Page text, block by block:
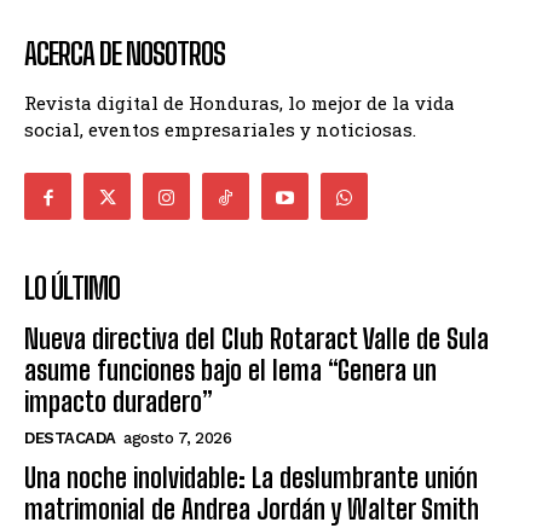
ACERCA DE NOSOTROS
Revista digital de Honduras, lo mejor de la vida
social, eventos empresariales y noticiosas.
LO ÚLTIMO
Nueva directiva del Club Rotaract Valle de Sula
asume funciones bajo el lema “Genera un
impacto duradero”
DESTACADA agosto 7, 2026
Una noche inolvidable: La deslumbrante unión
matrimonial de Andrea Jordán y Walter Smith